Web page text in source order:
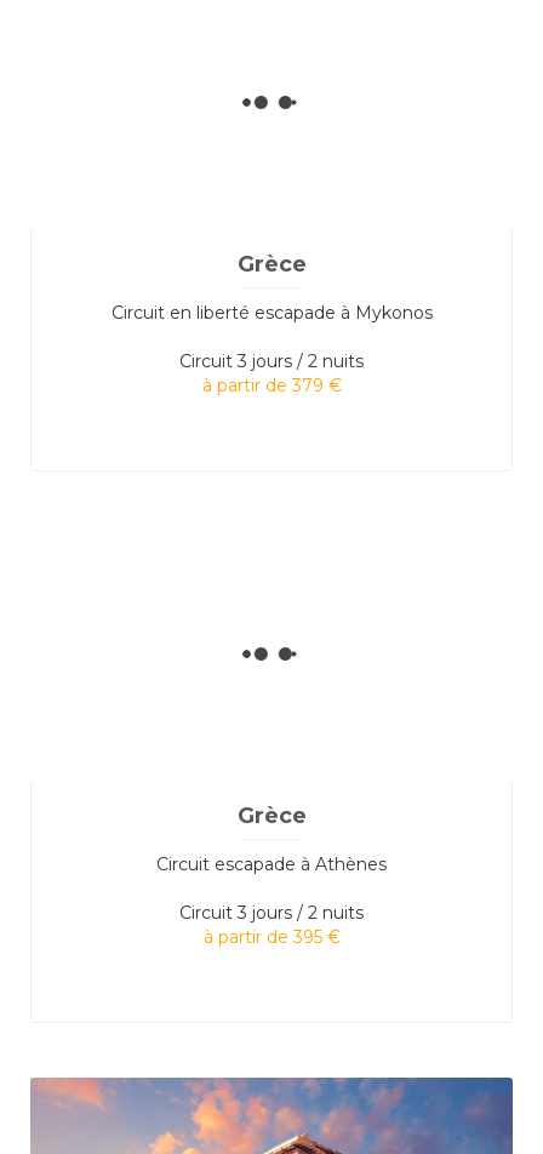
Grèce
Circuit en liberté escapade à Mykonos
Circuit 3 jours / 2 nuits
à partir de 379 €
Grèce
Circuit escapade à Athènes
Circuit 3 jours / 2 nuits
à partir de 395 €